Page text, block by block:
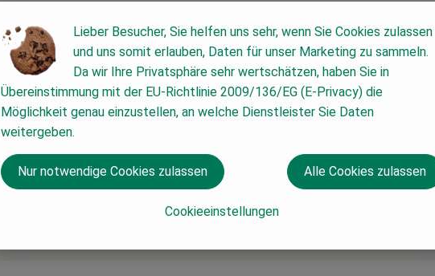
Lieber Besucher, Sie helfen uns sehr, wenn Sie Cookies zulassen
und uns somit erlauben, Daten für unser Marketing zu sammeln.
Da wir Ihre Privatsphäre sehr wertschätzen, haben Sie in
Übereinstimmung mit der EU-Richtlinie 2009/136/EG (E-Privacy) die
Möglichkeit genau einzustellen, an welche Dienstleister Sie Daten
weitergeben.
Cookieeinstellungen
Nur notwendige Cookies zulassen Alle Cookies zulassen